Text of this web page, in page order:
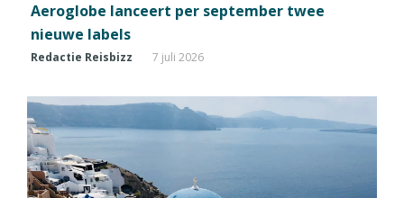
Aeroglobe lanceert per september twee
nieuwe labels
Redactie Reisbizz 7 juli 2026